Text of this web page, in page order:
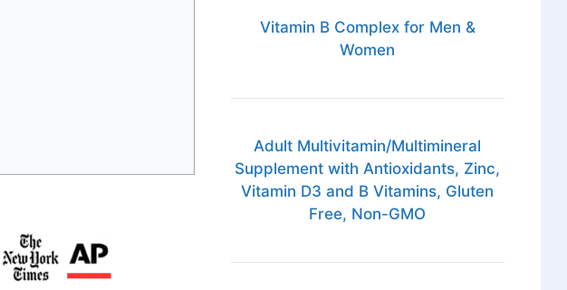
Vitamin B Complex for Men &
Women
Adult Multivitamin/Multimineral
Supplement with Antioxidants, Zinc,
Vitamin D3 and B Vitamins, Gluten
Free, Non-GMO